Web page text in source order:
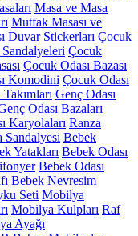
Masa ve Masa
Mutfak Masası ve
Duvar Stickerları Çocuk
Çocuk
Çocuk Odası Bazası
Komodini Çocuk Odası
Genç Odası
Odası Bazaları
Karyolaları Ranza
Sandalyesi Bebek
Yatakları Bebek Odası
Bebek Odası
Bebek Nevresim
Seti Mobilya
Mobilya Kulpları Raf
Ayağı